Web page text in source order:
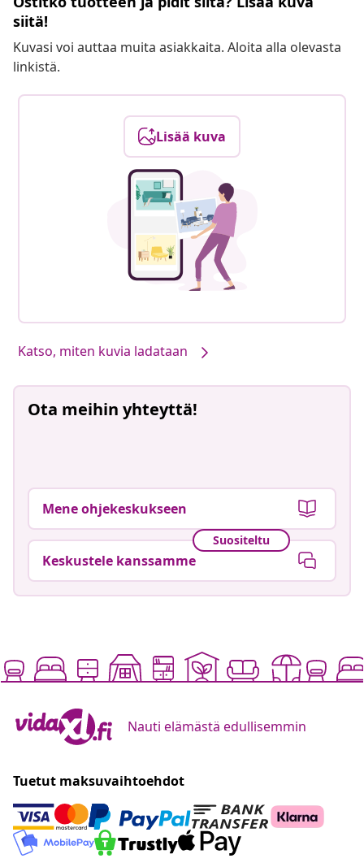
siitä!
Kuvasi voi auttaa muita asiakkaita. Aloita alla olevasta
linkistä.
Lisää kuva
Katso, miten kuvia ladataan
Ota meihin yhteyttä!
Mene ohjekeskukseen
Suositeltu
Keskustele kanssamme
Nauti elämästä edullisemmin
Tuetut maksuvaihtoehdot